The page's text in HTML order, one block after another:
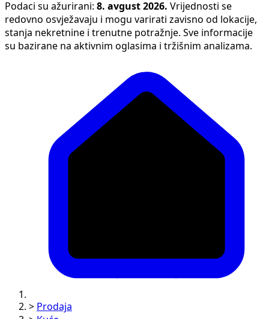
Podaci su ažurirani: 8. avgust 2026. Vrijednosti se
redovno osvježavaju i mogu varirati zavisno od lokacije,
stanja nekretnine i trenutne potražnje. Sve informacije
su bazirane na aktivnim oglasima i tržišnim analizama.
> Prodaja